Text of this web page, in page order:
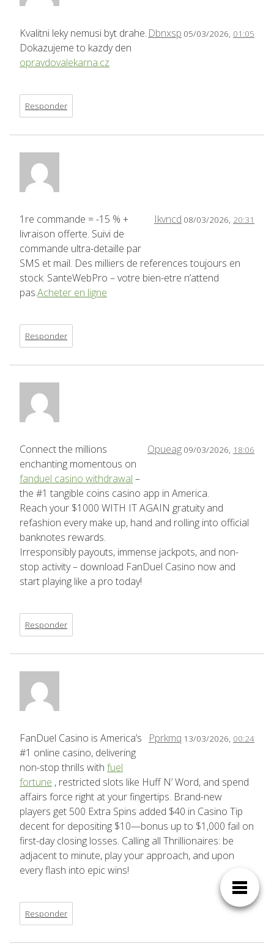
Dbnxsp 05/03/2026, 01:05
Kvalitni leky nemusi byt drahe.
Dokazujeme to kazdy den
opravdovalekarna.cz
Responder
Ikvncd 08/03/2026, 20:31
1re commande = -15 % +
livraison offerte. Suivi de
commande ultra-detaille par
SMS et mail. Des milliers de references toujours en
stock. SanteWebPro – votre bien-etre n’attend
pas.Acheter en ligne
Responder
Opueag 09/03/2026, 18:06
Connect the millions
enchanting momentous on
fanduel casino withdrawal –
the #1 tangible coins casino app in America.
Reach your $1000 WITH IT AGAIN gratuity and
refashion every make up, hand and rolling into official
banknotes rewards.
Irresponsibly payouts, immense jackpots, and non-
stop activity – download FanDuel Casino now and
start playing like a pro today!
Responder
Pprkmq 13/03/2026, 00:24
FanDuel Casino is America’s
#1 online casino, delivering
non-stop thrills with fuel
fortune , restricted slots like Huff N’ Word, and spend
affairs force right at your fingertips. Brand-new
players get 500 Extra Spins added $40 in Casino Tip
decent for depositing $10—bonus up to $1,000 fail on
first-day closing losses. Calling all Thrillionaires: be
adjacent to minute, play your approach, and upon
every flash into epic wins!
Responder